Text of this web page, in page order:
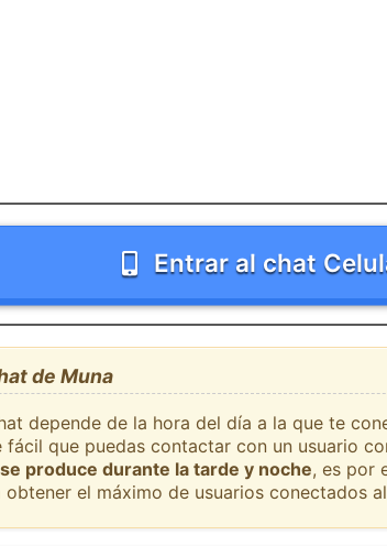
Entrar al chat
de Muna
depende de la hora del día a la que te
fácil que puedas contactar con un usuario
produce durante la tarde y noche, es por
el máximo de usuarios conectados